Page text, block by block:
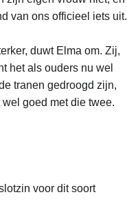
van ons officieel iets uit.
duwt Elma om. Zij,
het als ouders nu wel
tranen gedroogd zijn,
goed met die twee.
voor dit soort